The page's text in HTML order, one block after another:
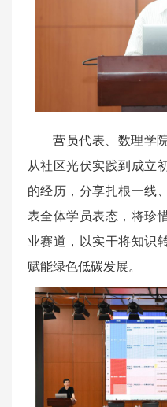
营员代表、数理学
从社区光伏实践到成立
的经历，分享扎根一线
表全体学员表态，将珍
业赛道，以实干将知识
赋能绿色低碳发展。